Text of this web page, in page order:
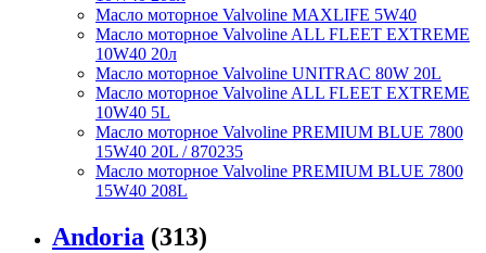
Масло моторное Valvoline MAXLIFE 5W40
Масло моторное Valvoline ALL FLEET EXTREME
10W40 20л
Масло моторное Valvoline UNITRAC 80W 20L
Масло моторное Valvoline ALL FLEET EXTREME
10W40 5L
Масло моторное Valvoline PREMIUM BLUE 7800
15W40 20L / 870235
Масло моторное Valvoline PREMIUM BLUE 7800
15W40 208L
Andoria (313)